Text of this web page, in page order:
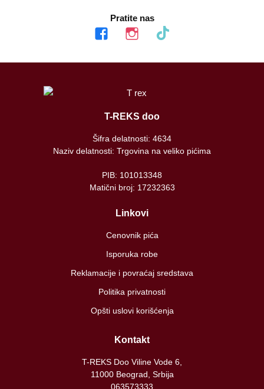
Pratite nas
facebook instagram tiktok
T-REKS doo
Šifra delatnosti: 4634
Naziv delatnosti: Trgovina na veliko pićima
PIB: 101013348
Matični broj: 17232363
Linkovi
Cenovnik pića
Isporuka robe
Reklamacije i povraćaj sredstava
Politika privatnosti
Opšti uslovi korišćenja
Kontakt
T-REKS Doo Viline Vode 6,
11000 Beograd, Srbija
063573333